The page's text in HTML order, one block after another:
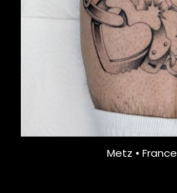
Metz • France